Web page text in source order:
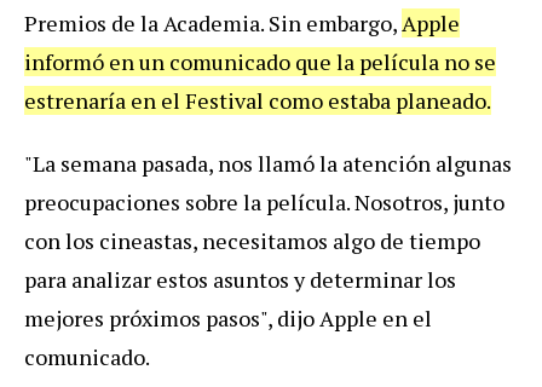
Premios de la Academia. Sin embargo,Apple
informó en un comunicado que la película no se
estrenaría en el Festival como estaba planeado.
"La semana pasada, nos llamó la atención algunas
preocupaciones sobre la película. Nosotros, junto
con los cineastas, necesitamos algo de tiempo
para analizar estos asuntos y determinar los
mejores próximos pasos", dijo Apple en el
comunicado.